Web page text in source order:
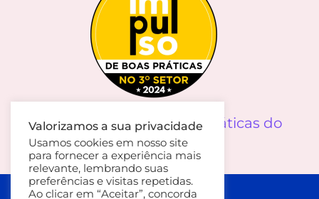
Prêmio Impulso de Boas Práticas do
Terceiro Setor
Política de Privacidade
Valorizamos a sua privacidade
Usamos cookies em nosso site
para fornecer a experiência mais
relevante, lembrando suas
preferências e visitas repetidas.
Ao clicar em “Aceitar”, concorda